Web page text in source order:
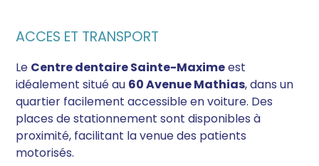
ACCES ET TRANSPORT
Le Centre dentaire Sainte-Maximeest
idéalement situé au 60 Avenue Mathias, dans un
quartier facilement accessible en voiture. Des
places de stationnement sont disponibles à
proximité, facilitant la venue des patients
motorisés.